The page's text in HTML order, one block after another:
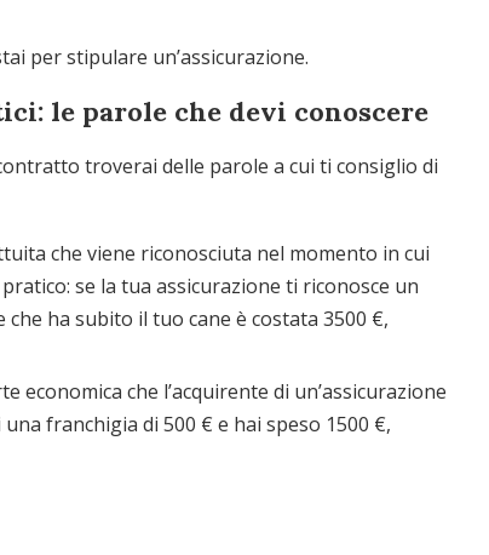
per stipulare un’assicurazione.
le parole che devi conoscere
troverai delle parole a cui ti consiglio di
che viene riconosciuta nel momento in cui
se la tua assicurazione ti riconosce un
che ha subito il tuo cane è costata 3500 €,
economica che l’acquirente di un’assicurazione
franchigia di 500 € e hai speso 1500 €,